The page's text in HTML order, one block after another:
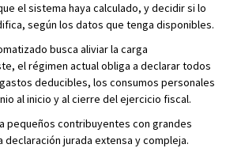
el sistema haya calculado, y decidir si lo
según los datos que tenga disponibles.
busca aliviar la carga
el régimen actual obliga a declarar todos
deducibles, los consumos personales
al inicio y al cierre del ejercicio fiscal.
pequeños contribuyentes con grandes
declaración jurada extensa y compleja.